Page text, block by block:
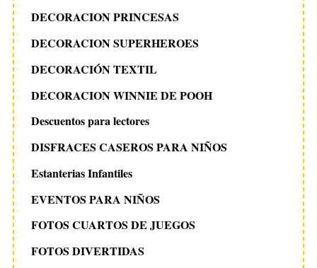
DECORACION PRINCESAS
DECORACION SUPERHEROES
DECORACIÓN TEXTIL
DECORACION WINNIE DE POOH
Descuentos para lectores
DISFRACES CASEROS PARA NIÑOS
Estanterias Infantiles
EVENTOS PARA NIÑOS
FOTOS CUARTOS DE JUEGOS
FOTOS DIVERTIDAS